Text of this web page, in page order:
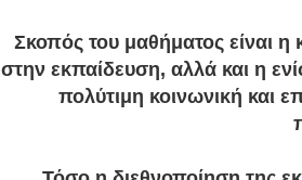
Σκοπός του μαθήματος είναι η
στην εκπαίδευση, αλλά και η
πολύτιμη κοινωνική και